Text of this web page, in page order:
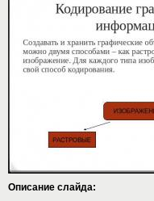
Описание слайда: